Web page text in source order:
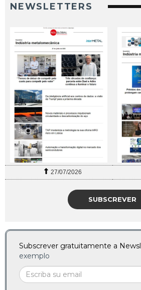
NEWSLETTERS
27/07/2026
SUBSCREVER
Subscrever gratuitamente a
exemplo